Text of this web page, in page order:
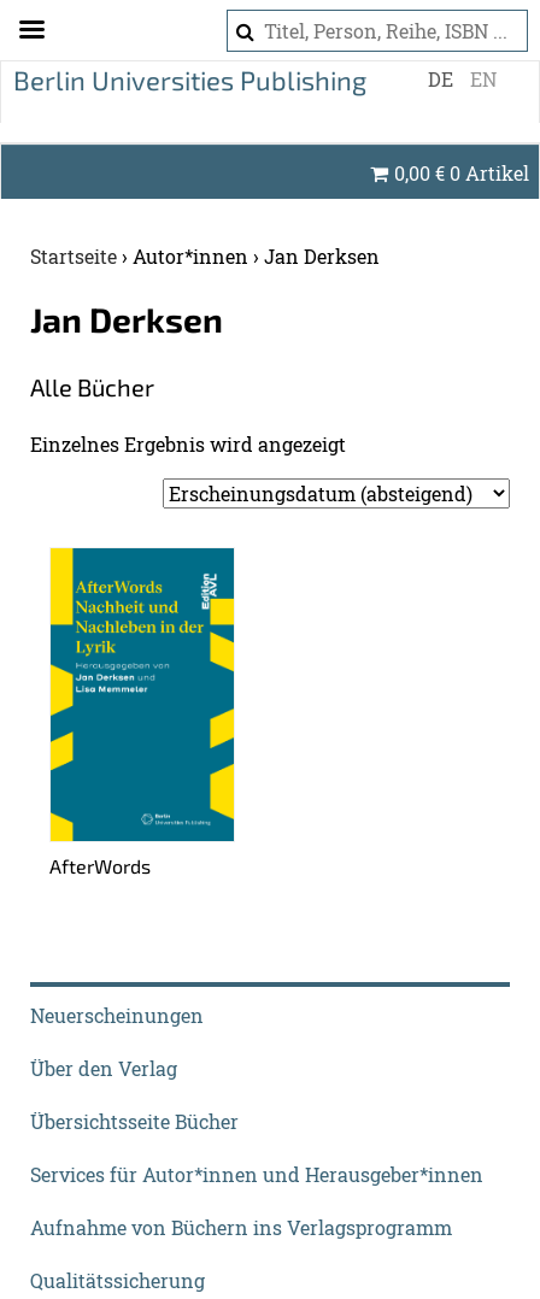
i
DE EN
0,00€ 0 Artikel
Startseite› Autor*innen › Jan Derksen
Jan Derk­sen
Alle Bü­cher
Ein­zel­nes Er­geb­nis wird an­ge­zeigt
Af­ter­Words
Neuerscheinungen
Über den Verlag
Übersichtsseite Bücher
Services für Autor*innen und Herausgeber*innen
Aufnahme von Büchern ins Verlagsprogramm
Qualitätssicherung